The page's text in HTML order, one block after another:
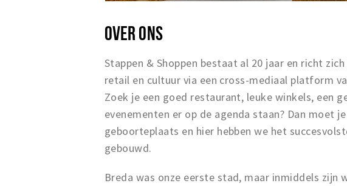
OVER ONS
Stappen & Shoppen bestaat al 20 jaar en richt
retail en cultuur via een cross-mediaal platform
Zoek je een goed restaurant, leuke winkels, een
evenementen er op de agenda staan? Dan moet
geboorteplaats en hier hebben we het
gebouwd.
Breda was onze eerste stad, maar inmiddels zijn